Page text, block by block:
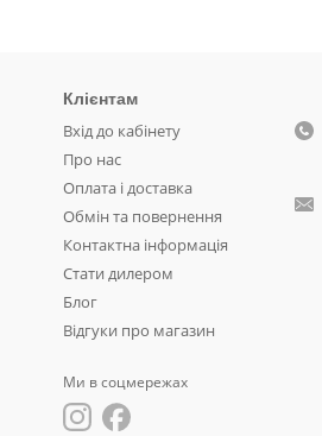
Клієнтам
Вхід до кабінету
Про нас
Оплата і доставка
Обмін та повернення
Контактна інформація
Стати дилером
Блог
Відгуки про магазин
Ми в соцмережах